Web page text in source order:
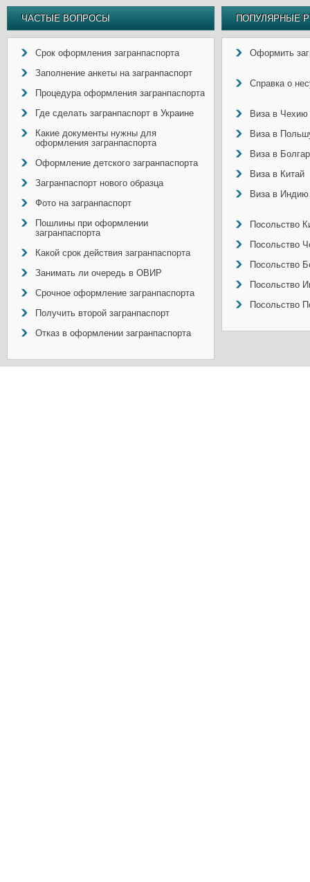
ЧАСТЫЕ ВОПРОСЫ
Срок оформления загранпаспорта
Заполнение анкеты на загранпаспорт
Процедура оформления загранпаспорта
Где сделать загранпаспорт в Украине
Какие документы нужны для
оформления загранпаспорта
Оформление детского загранпаспорта
Загранпаспорт нового образца
Фото на загранпаспорт
Пошлины при оформлении
загранпаспорта
Какой срок действия загранпаспорта
Занимать ли очередь в ОВИР
Срочное оформление загранпаспорта
Получить второй загранпаспорт
Отказ в оформлении загранпаспорта
ПОПУЛЯРНЫЕ
Оформить
Справка о
Виза в Чехию
Виза в
Виза в
Виза в Китай
Виза в Индию
Посольство
Посольство
Посольство
Посольство
Посольство